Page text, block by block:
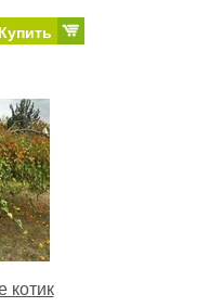
Купить
котик